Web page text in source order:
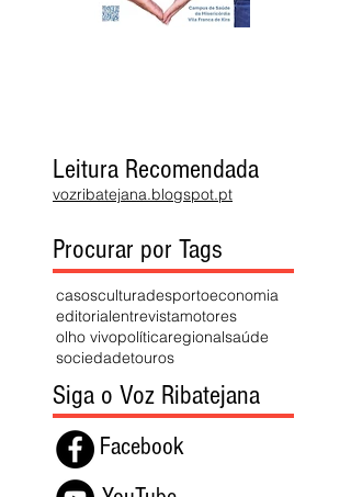
Leitura Recomendada
vozribatejana.blogspot.pt
Procurar por Tags
casosculturadesportoeconomia
editorialentrevistamotores
olho vivopolíticaregionalsaúde
sociedadetouros
Siga o Voz Ribatejana
Facebook